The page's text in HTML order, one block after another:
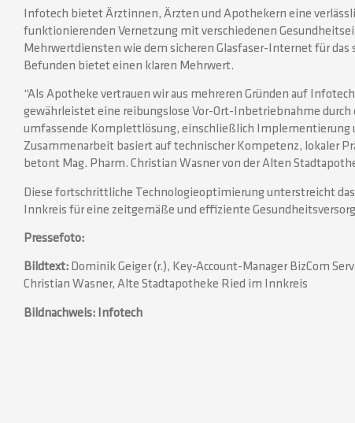
Infotech bietet Ärztinnen, Ärzten und Apothekern eine
funktionierenden Vernetzung mit verschiedenen
Mehrwertdiensten wie dem sicheren Glasfaser-Internet für
Befunden bietet einen klaren Mehrwert.
“Als Apotheke vertrauen wir aus mehreren Gründen auf
gewährleistet eine reibungslose Vor-Ort-Inbetriebnahme
umfassende Komplettlösung, einschließlich Implementierung
Zusammenarbeit basiert auf technischer Kompetenz, lokaler
betont Mag. Pharm. Christian Wasner von der Alten
Diese fortschrittliche Technologieoptimierung unterstreicht
Innkreis für eine zeitgemäße und effiziente
Pressefoto:
Bildtext: Dominik Geiger (r.), Key-Account-Manager BizCom
Christian Wasner, Alte Stadtapotheke Ried im Innkreis
Bildnachweis: Infotech